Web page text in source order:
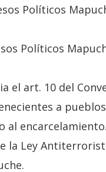
Políticos
Políticos
el art. 10 del
a
al encarcelamiento.
la Ley